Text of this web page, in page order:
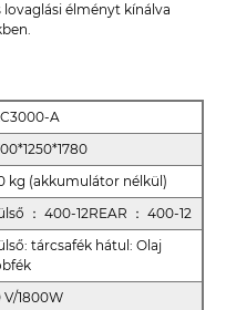
lovaglási élményt kínálva
A
kg (akkumulátor nélkül)
： 400-12REAR ： 400-12
tárcsafék hátul: Olaj
V/1800W